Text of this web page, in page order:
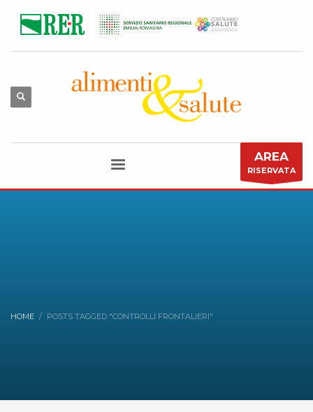
AREA
RISERVATA
HOME POSTS TAGGED "CONTROLLI FRONTALIERI"